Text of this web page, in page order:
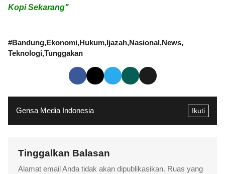
Kopi Sekarang"
#Bandung Ekonomi Hukum Ijazah Nasional News
Teknologi Tunggakan
Gensa Media Indonesia Ikuti
Tinggalkan Balasan
Alamat email Anda tidak akan dipublikasikan. Ruas yang